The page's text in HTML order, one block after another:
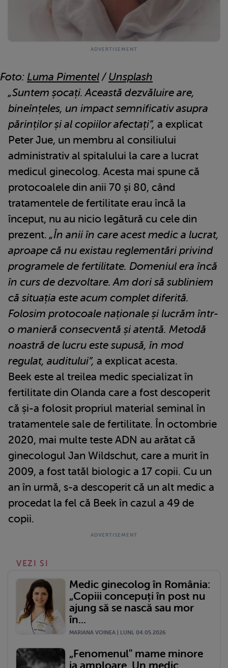
Foto: Luma Pimentel / Unsplash
„Suntem șocați. Această dezvăluire are,
bineînțeles, un impact semnificativ asupra
părinților și al copiilor afectați”, a explicat
Peter Jue, un membru al consiliului
administrativ al spitalului la care a lucrat
medicul ginecolog. Acesta mai spune că
protocoalele din anii 70 și 80, când
tratamentele de fertilitate erau încă la
început, nu au nicio legătură cu cele din
prezent. „În anii în care acest medic a lucrat,
aproape că nu existau reglementări privind
programele de fertilitate. Domeniul era încă
în curs de dezvoltare. Am dori să subliniem
că situația este acum complet diferită.
Folosim protocoale naționale și lucrăm într-
o manieră consecventă și atentă. Metodă
noastră de lucru este supusă, în mod
regulat, auditului”, a explicat acesta.
Beek este al treilea medic specializat în
fertilitate din Olanda care a fost descoperit
că și-a folosit propriul material seminal în
tratamentele sale de fertilitate. În octombrie
2020, mai multe teste ADN au arătat că
ginecologul Jan Wildschut, care a murit în
2009, a fost tatăl biologic a 17 copii. Cu un
an în urmă, s-a descoperit că un alt medic a
procedat la fel că Beek în cazul a 49 de
copii.
VEZI SI
Medic ginecolog în România:
„Copiii concepuți în post nu
ajung să se nască sau mor
în...
MARIANA VOINEA | LUNI, 04.05.2026
„Fenomenul" mame minore